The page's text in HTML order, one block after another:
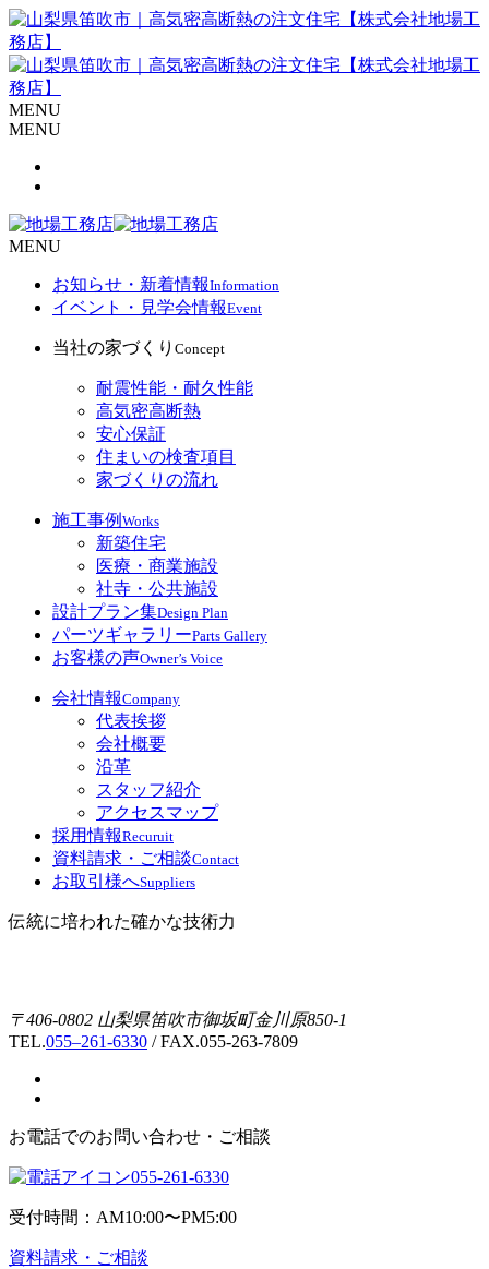
MENU
MENU
MENU
お知らせ・新着情報Information
イベント・見学会情報Event
当社の家づくり Concept
耐震性能・耐久性能
高気密高断熱
安心保証
住まいの検査項目
家づくりの流れ
施工事例 Works
新築住宅
医療・商業施設
社寺・公共施設
設計プラン集Design Plan
パーツギャラリーParts Gallery
お客様の声Owner’s Voice
会社情報Company
代表挨拶
会社概要
沿革
スタッフ紹介
アクセスマップ
採用情報Recuruit
資料請求・ご相談Contact
お取引様へSuppliers
伝統に培われた確かな技術力
〒406-0802 山梨県笛吹市御坂町金川原850-1
TEL.055–261-6330 / FAX.055-263-7809
お電話でのお問い合わせ・ご相談
055-261-6330
受付時間：AM10:00〜PM5:00
資料請求・ご相談